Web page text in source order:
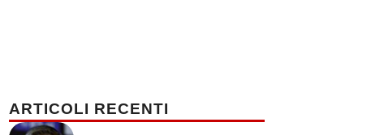
ARTICOLI RECENTI